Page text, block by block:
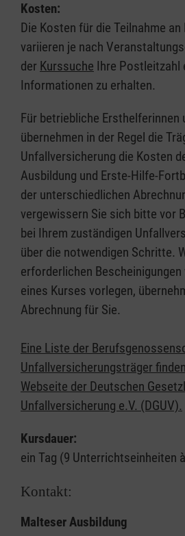
Kosten:
Die Kosten für die Teilnahme
variieren je nach
der Kurssuche Ihre Postleitzahl
Informationen zu erhalten.
Für betriebliche Ersthelferinnen
übernehmen in der Regel die
Unfallversicherung die Kosten
Ausbildung und Erste-Hilfe-
der unterschiedlichen
vergewissern Sie sich bitte vor
bei Ihrem zuständigen
über die notwendigen Schritte.
erforderlichen Bescheinigungen
eines Kurses vorlegen,
Abrechnung für Sie.
Eine Liste der
Unfallversicherungsträger
Webseite der Deutschen
Unfallversicherung e.V. (DGUV).
Kursdauer:
ein Tag (9 Unterrichtseinheiten
Kontakt:
Malteser Ausbildung